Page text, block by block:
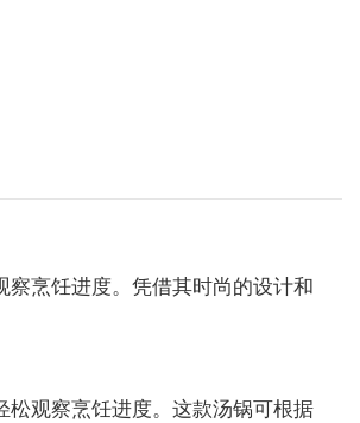
烹饪进度。凭借其时尚的设计和
观察烹饪进度。这款汤锅可根据